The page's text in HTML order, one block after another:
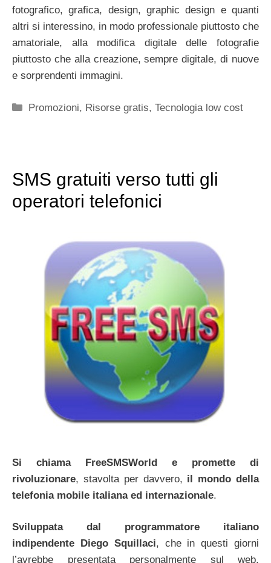
fotografico, grafica, design, graphic design e quanti
altri si interessino, in modo professionale piuttosto che
amatoriale, alla modifica digitale delle fotografie
piuttosto che alla creazione, sempre digitale, di nuove
e sorprendenti immagini.
Categorie
Promozioni, Risorse gratis,Tecnologia low cost
SMS gratuiti verso tutti gli
operatori telefonici
Si chiama FreeSMSWorld e promette di
rivoluzionare, stavolta per davvero, il mondo della
telefonia mobile italiana ed internazionale.
Sviluppata dal programmatore italiano
indipendente Diego Squillaci, che in questi giorni
l’avrebbe presentata personalmente sul web,